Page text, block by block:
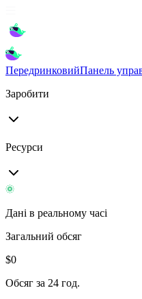
ПередринковийПанель
Заробити
Ресурси
Дані в реальному часі
Загальний обсяг
$0
Обсяг за 24 год.